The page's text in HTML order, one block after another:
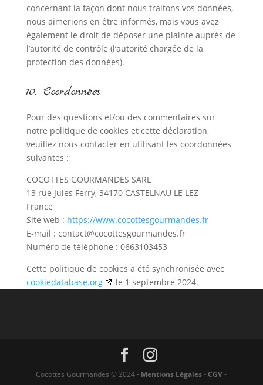
concernant la façon dont nous traitons vos données,
nous aimerions en être informés, mais vous avez
également le droit de déposer une plainte auprès de
l’autorité de contrôle (l’autorité chargée de la
protection des données).
10. Coordonnées
Pour des questions et/ou des commentaires sur
notre politique de cookies et cette déclaration,
veuillez nous contacter en utilisant les coordonnées
suivantes :
COCOTTES GOURMANDES SARL
13 rue Jules Ferry, 34170 CASTELNAU LE LEZ
France
Site web : https://www.cocottesgourmandes.fr
E-mail : contact@cocottesgourmandes.fr
Numéro de téléphone : 0663103453
Cette politique de cookies a été synchronisée avec
cookiedatabase.org
le 1 septembre 2024.
Cocottes Gourmandes © 2024 - Mentions Légales- CGV-